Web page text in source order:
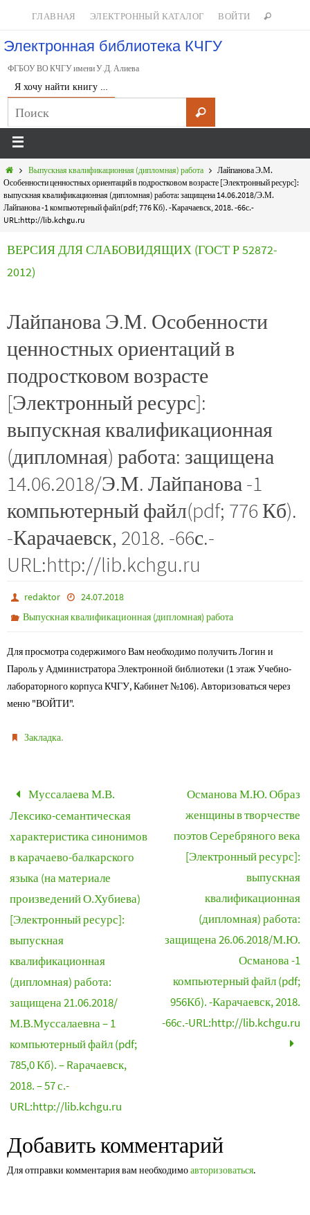
ГЛАВНАЯ ЭЛЕКТРОННЫЙ КАТАЛОГ ВОЙТИ
Электронная библиотека КЧГУ
ФГБОУ ВО КЧГУ имени У.Д. Алиева
Я хочу найти книгу …
Выпускная квалификационная (дипломная) работа
Лайпанова Э.М.
Особенности ценностных ориентаций в подростковом возрасте [Электронный ресурс]:
выпускная квалификационная (дипломная) работа: защищена 14.06.2018/Э.М.
Лайпанова -1 компьютерный файл(pdf; 776 Кб). -Карачаевск, 2018. -66с.-
URL:http://lib.kchgu.ru
ВЕРСИЯ ДЛЯ СЛАБОВИДЯЩИХ (ГОСТ Р 52872-
2012)
Лайпанова Э.М. Особенности
ценностных ориентаций в
подростковом возрасте
[Электронный ресурс]:
выпускная квалификационная
(дипломная) работа: защищена
14.06.2018/Э.М. Лайпанова -1
компьютерный файл(pdf; 776 Кб).
-Карачаевск, 2018. -66с.-
URL:http://lib.kchgu.ru
redaktor
24.07.2018
Выпускная квалификационная (дипломная) работа
Для просмотра содержимого Вам необходимо получить Логин и
Пароль у Администратора Электронной библиотеки (1 этаж Учебно-
лабораторного корпуса КЧГУ, Кабинет №106). Авторизоваться через
меню "ВОЙТИ".
Закладка.
Муссалаева М.В.
Лексико-семантическая
характеристика синонимов
в карачаево-балкарского
языка (на материале
произведений О.Хубиева)
[Электронный ресурс]:
выпускная
квалификационная
(дипломная) работа:
защищена 21.06.2018/
М.В.Муссалаевна – 1
компьютерный файл (pdf;
785,0 Кб). – Rарачаевск,
2018. – 57 с.-
URL:http://lib.kchgu.ru
Османова М.Ю. Образ
женщины в творчестве
поэтов Серебряного века
[Электронный ресурс]:
выпускная
квалификационная
(дипломная) работа:
защищена 26.06.2018/М.Ю.
Османова -1
компьютерный файл (pdf;
956Кб). -Карачаевск, 2018.
-66с.-URL:http://lib.kchgu.ru
Добавить комментарий
Для отправки комментария вам необходимоавторизоваться.